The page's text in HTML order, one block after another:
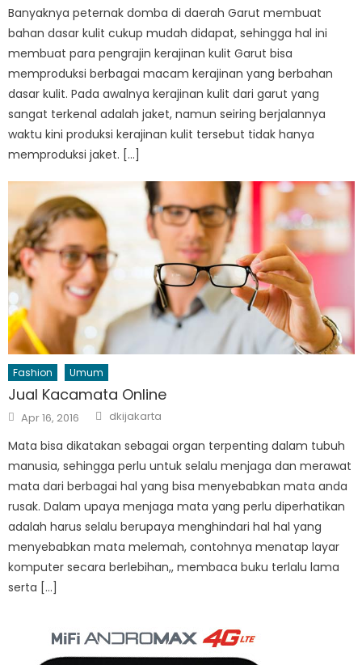
Banyaknya peternak domba di daerah Garut membuat
bahan dasar kulit cukup mudah didapat, sehingga hal ini
membuat para pengrajin kerajinan kulit Garut bisa
memproduksi berbagai macam kerajinan yang berbahan
dasar kulit. Pada awalnya kerajinan kulit dari garut yang
sangat terkenal adalah jaket, namun seiring berjalannya
waktu kini produksi kerajinan kulit tersebut tidak hanya
memproduksi jaket. […]
Fashion Umum
Jual Kacamata Online
Posted
on
Apr 16, 2016 Author
dkijakarta
Mata bisa dikatakan sebagai organ terpenting dalam tubuh
manusia, sehingga perlu untuk selalu menjaga dan merawat
mata dari berbagai hal yang bisa menyebabkan mata anda
rusak. Dalam upaya menjaga mata yang perlu diperhatikan
adalah harus selalu berupaya menghindari hal hal yang
menyebabkan mata melemah, contohnya menatap layar
komputer secara berlebihan,, membaca buku terlalu lama
serta […]